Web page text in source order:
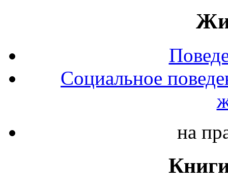
Социальное
на